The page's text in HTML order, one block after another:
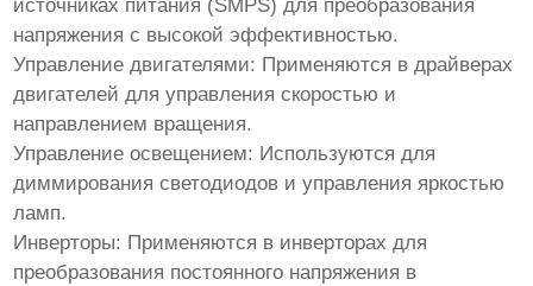
источниках питания (SMPS) для преобразования
напряжения с высокой эффективностью.
Управление двигателями: Применяются в драйверах
двигателей для управления скоростью и
направлением вращения.
Управление освещением: Используются для
диммирования светодиодов и управления яркостью
ламп.
Инверторы: Применяются в инверторах для
преобразования постоянного напряжения в